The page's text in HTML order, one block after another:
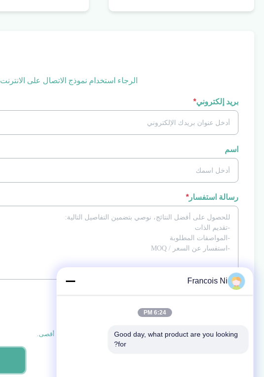
principle of constant light path design.it keeps
Y-axis travel 1850mm
Driving system Three-axis
Optical system X axis Laser
الرجاء استخدام نموذج الاتصال على
بريد إلكتروني*
اسم
رسالة استفسار *
إرفاق الملفات
يمكنك تحميل ما يصل إلى 5 ملفات، وحجم كل ملف 10 ميجابايت كحد أقصى.
Francois Ni
6:24 PM
Good day, what product are you looking
for?